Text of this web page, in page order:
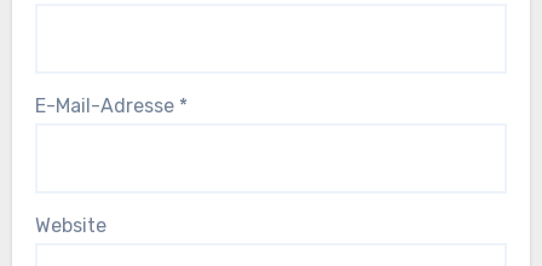
E-Mail-Adresse *
Website